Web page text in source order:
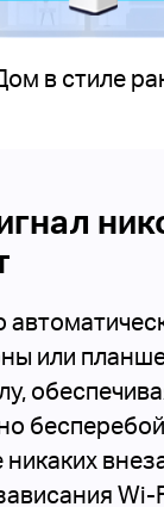
в стиле
или
Wi-